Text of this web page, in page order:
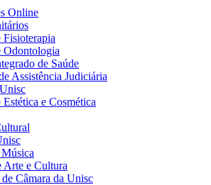
Online
Odontologia
de Saúde
Assistência Judiciária
e Cosmética
Arte e Cultura
Câmara da Unisc